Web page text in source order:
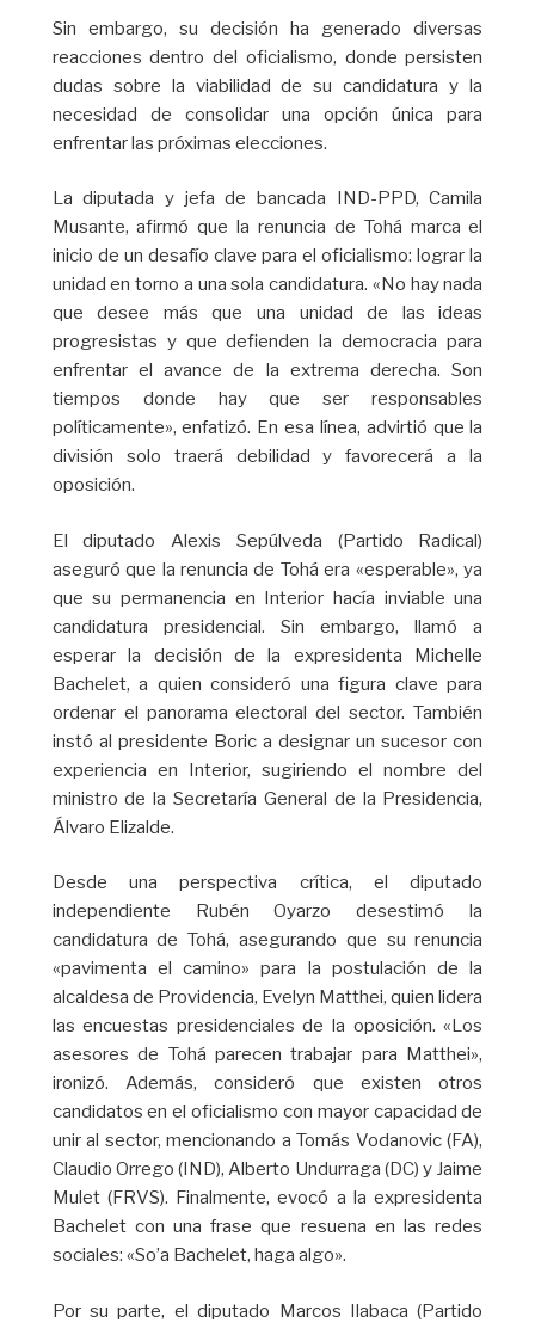
Sin embargo, su decisión ha generado diversas
reacciones dentro del oficialismo, donde persisten
dudas sobre la viabilidad de su candidatura y la
necesidad de consolidar una opción única para
enfrentar las próximas elecciones.
La diputada y jefa de bancada IND-PPD, Camila
Musante, afirmó que la renuncia de Tohá marca el
inicio de un desafío clave para el oficialismo: lograr la
unidad en torno a una sola candidatura. «No hay nada
que desee más que una unidad de las ideas
progresistas y que defienden la democracia para
enfrentar el avance de la extrema derecha. Son
tiempos donde hay que ser responsables
políticamente», enfatizó. En esa línea, advirtió que la
división solo traerá debilidad y favorecerá a la
oposición.
El diputado Alexis Sepúlveda (Partido Radical)
aseguró que la renuncia de Tohá era «esperable», ya
que su permanencia en Interior hacía inviable una
candidatura presidencial. Sin embargo, llamó a
esperar la decisión de la expresidenta Michelle
Bachelet, a quien consideró una figura clave para
ordenar el panorama electoral del sector. También
instó al presidente Boric a designar un sucesor con
experiencia en Interior, sugiriendo el nombre del
ministro de la Secretaría General de la Presidencia,
Álvaro Elizalde.
Desde una perspectiva crítica, el diputado
independiente Rubén Oyarzo desestimó la
candidatura de Tohá, asegurando que su renuncia
«pavimenta el camino» para la postulación de la
alcaldesa de Providencia, Evelyn Matthei, quien lidera
las encuestas presidenciales de la oposición. «Los
asesores de Tohá parecen trabajar para Matthei»,
ironizó. Además, consideró que existen otros
candidatos en el oficialismo con mayor capacidad de
unir al sector, mencionando a Tomás Vodanovic (FA),
Claudio Orrego (IND), Alberto Undurraga (DC) y Jaime
Mulet (FRVS). Finalmente, evocó a la expresidenta
Bachelet con una frase que resuena en las redes
sociales: «So’a Bachelet, haga algo».
Por su parte, el diputado Marcos Ilabaca (Partido